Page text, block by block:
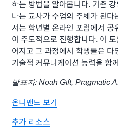
하는 방법을 알아봅니다. 기존
나는 교사가 수업의 주체가 된
서는 학년별 온라인 포럼에서
이 주도적으로 진행합니다. 이
어지고 그 과정에서 학생들은 다
기술적 커뮤니케이션 능력을 함
발표자: Noah Gift, Pragmatic
온디맨드 보기
추가 리소스